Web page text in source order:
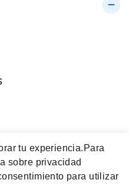
tu experiencia. Para
sobre privacidad
para utilizar